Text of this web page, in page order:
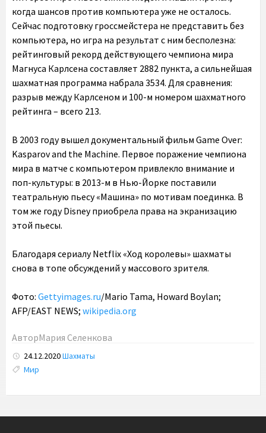
когда шансов против компьютера уже не осталось.
Сейчас подготовку гроссмейстера не представить без
компьютера, но игра на результат с ним бесполезна:
рейтинговый рекорд действующего чемпиона мира
Магнуса Карлсена составляет 2882 пункта, а сильнейшая
шахматная программа набрала 3534. Для сравнения:
разрыв между Карлсеном и 100-м номером шахматного
рейтинга – всего 213.
В 2003 году вышел документальный фильм Game Over:
Kasparov and the Machine. Первое поражение чемпиона
мира в матче с компьютером привлекло внимание и
поп-культуры: в 2013-м в Нью-Йорке поставили
театральную пьесу «Машина» по мотивам поединка. В
том же году Disney приобрела права на экранизацию
этой пьесы.
Благодаря сериалу Netflix «Ход королевы» шахматы
снова в топе обсуждений у массового зрителя.
Фото: Gettyimages.ru/Mario Tama, Howard Boylan;
AFP/EAST NEWS; wikipedia.org
АвторМария Селенкова
24.12.2020Шахматы
Tags:
Мир